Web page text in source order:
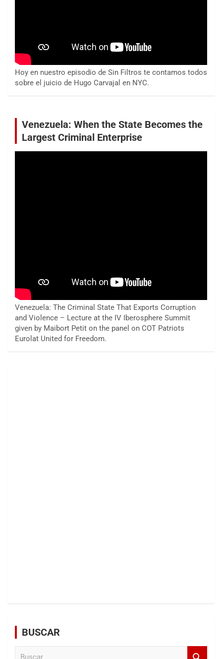
Hoy en nuestro episodio de Sin Filtros te contamos todos
sobre el juicio de Hugo Carvajal en NYC.
Venezuela: When the State Becomes the
Largest Criminal Enterprise
Venezuela: The Criminal State That Exports Corruption
and Violence – Lecture at the IV Iberosphere Summit
given by Maibort Petit on the panel on COT Patriots
Eurolat United for Freedom.
BUSCAR